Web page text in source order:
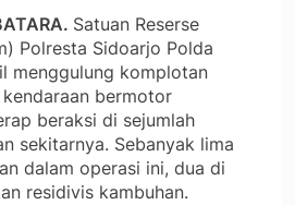
Satuan Reserse
Polresta Sidoarjo Polda
menggulung komplotan
bermotor
beraksi di sejumlah
sekitarnya. Sebanyak lima
dalam operasi ini, dua di
residivis kambuhan.